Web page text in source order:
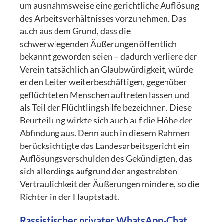
um ausnahmsweise eine gerichtliche Auflösung
des Arbeitsverhältnisses vorzunehmen. Das
auch aus dem Grund, dass die
schwerwiegenden Äußerungen öffentlich
bekannt geworden seien – dadurch verliere der
Verein tatsächlich an Glaubwürdigkeit, würde
er den Leiter weiterbeschäftigen, gegenüber
geflüchteten Menschen auftreten lassen und
als Teil der Flüchtlingshilfe bezeichnen. Diese
Beurteilung wirkte sich auch auf die Höhe der
Abfindung aus. Denn auch in diesem Rahmen
berücksichtigte das Landesarbeitsgericht ein
Auflösungsverschulden des Gekündigten, das
sich allerdings aufgrund der angestrebten
Vertraulichkeit der Äußerungen mindere, so die
Richter in der Hauptstadt.